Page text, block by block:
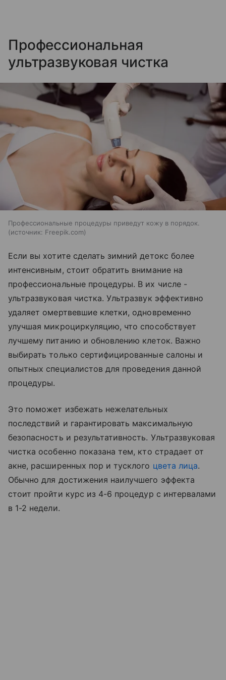
Профессиональная
ультразвуковая чистка
Профессиональные процедуры приведут кожу в порядок.
источник: Freepik.com
Если вы хотите сделать зимний детокс более
интенсивным, стоит обратить внимание на
профессиональные процедуры. В их числе -
ультразвуковая чистка. Ультразвук эффективно
удаляет омертвевшие клетки, одновременно
улучшая микроциркуляцию, что способствует
лучшему питанию и обновлению клеток. Важно
выбирать только сертифицированные салоны и
опытных специалистов для проведения данной
процедуры.
Это поможет избежать нежелательных
последствий и гарантировать максимальную
безопасность и результативность. Ультразвуковая
чистка особенно показана тем, кто страдает от
акне, расширенных пор и тусклого цвета лица.
Обычно для достижения наилучшего эффекта
стоит пройти курс из 4-6 процедур с интервалами
в 1-2 недели.